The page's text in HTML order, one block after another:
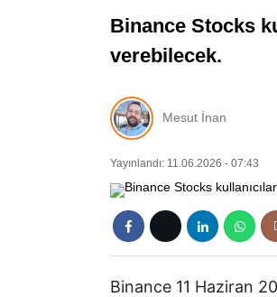
Binance Stocks
verebilecek.
Mesut İnan
Yayınlandı: 11.06.2026 - 07:43
Binance 11 Haziran